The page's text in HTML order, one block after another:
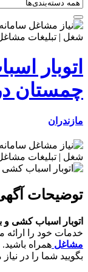
اتوبار
چمستان
مازندران
توضیحات
اتوبار اسباب کشی و
خدمات خود را ارائه
مشاغل همراه
بگویید شما را در